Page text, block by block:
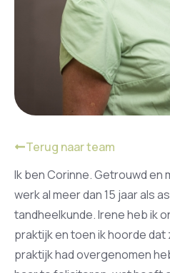
Terug naar team
Ik ben Corinne. Getrouwd en
werk al meer dan 15 jaar als
tandheelkunde. Irene heb ik
praktijk en toen ik hoorde dat
praktijk had overgenomen